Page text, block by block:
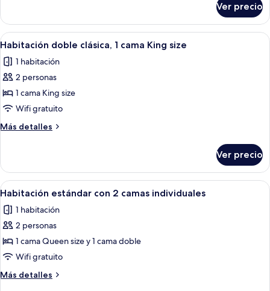
cama
King
size
doble
superior,
1
King
size
Ver precio
Abrir
todas
las
fotos
de
Habitación
doble
clásica,
cama
King
size
Habitación de hotel con cabecera de
1
Habitación doble clásica, 1 cama King size
1 habitación
2 personas
1 cama King size
Wifi gratuito
Más detalles
Más
doble
clásica,
1
King
size
Ver precio
Abrir
todas
las
fotos
de
Habitación
estándar
con
Una habitación con cama,
4
Habitación estándar con 2 camas individuales
1 habitación
2 personas
1 cama Queen size y 1 cama doble
Wifi gratuito
Más detalles
Más